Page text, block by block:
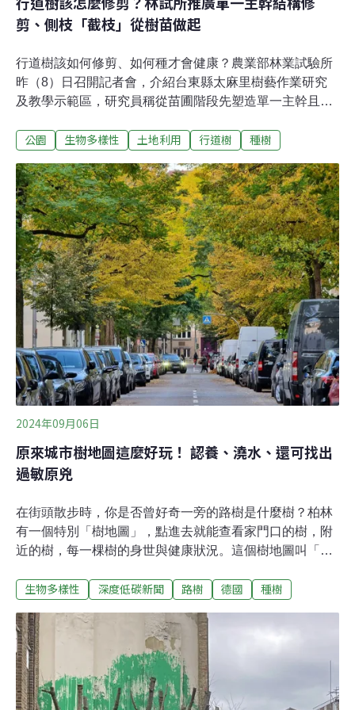
剪、側枝「截枝」從樹苗做起
行道樹該如何修剪、如何種才會健康？農業部林業試驗所
昨（8）日召開記者會，介紹台東縣太麻里樹藝作業研究
及教學示範區，研究員稱從苗圃階段先塑造單一主幹且側
效率；當要移除較低位的側枝時，主幹傷口亦不會太大。
訓地方政府樹木管理單位種樹修樹，並以六都優先。林試
所所長曾彥學稱，行道樹改革的最大障礙，是種樹和修剪
維護所需經費。從稚樹開始修剪 將來若要「截枝」傷口不
會太大林試所位於台東縣太麻里的戶外種樹教室，面積有
20公頃，栽種了茄苳、樟樹、欖仁等經常使用的行道樹。
從還在苗圃階段的稚樹開始，研究員就會進行單主幹結構
修剪、成樹冠幅修剪，因風災樹木折損的復原修剪亦有養
護實例，建立長期修剪及生長歷程紀錄，以便了解樹木生
長模式與行道樹修剪關鍵。行道樹修剪常見的難處，包括
樹木生長空間受限，修剪作業時不能過度妨礙車
公園 生物多樣性 土地利用 行道樹 種樹
2024年09月06日
原來城市樹地圖這麼好玩！ 認養、澆水、還可找出
過敏原兇
在街頭散步時，你是否曾好奇一旁的路樹是什麼樹？柏林
有一個特別「樹地圖」，點進去就能查看家門口的樹，附
近的樹，每一棵樹的身世與健康狀況。這個樹地圖叫「幫
一棵樹的樹種、年齡、健康狀況，以及所需的澆灌頻率和
會員，就能透過網站「認養」個別樹木，成為「澆水
員」，並在網站上留下澆灌紀錄。網站會顯示樹木最近一
次被澆水的時間。若是很久沒人澆水，代表樹木的圓點就
會依照「危急狀況」從綠色變成黃色、橘色，一眼就能知
道哪棵樹更需要澆灌。羨慕柏林有這麼貼心的網站嗎？
生物多樣性 深度低碳新聞 路樹 德國 種樹